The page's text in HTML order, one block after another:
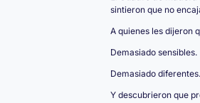
sintieron que no
A quienes les dijeron
Demasiado sensibles.
Demasiado diferentes.
Y descubrieron que